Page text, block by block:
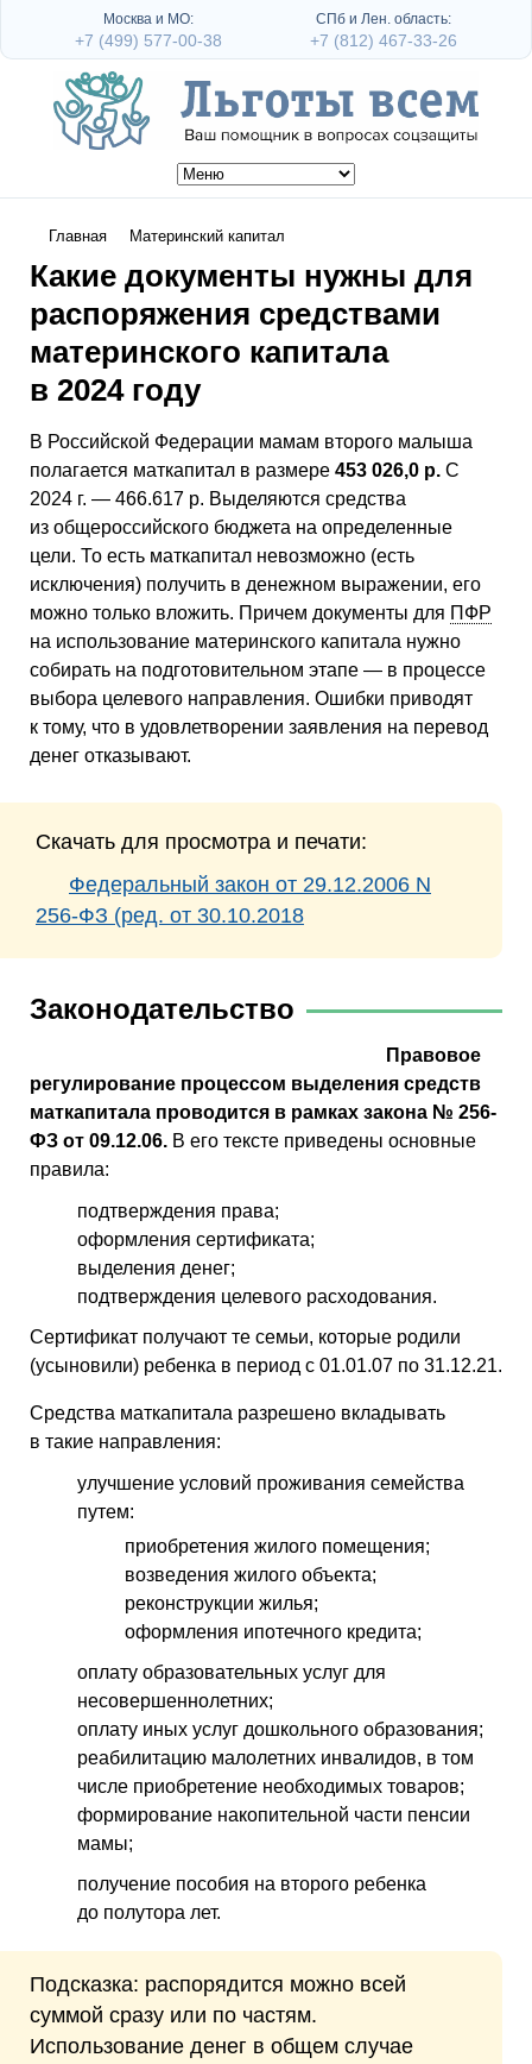
Главная Материнский капитал
Какие документы нужны для
распоряжения средствами
материнского капитала
в 2024 году
В Российской Федерации мамам второго малыша
полагается маткапитал в размере 453 026,0 р. С
2024 г. — 466.617 р. Выделяются средства
из общероссийского бюджета на определенные
цели. То есть маткапитал невозможно (есть
исключения) получить в денежном выражении, его
можно только вложить. Причем документы для ПФР
на использование материнского капитала нужно
собирать на подготовительном этапе — в процессе
выбора целевого направления. Ошибки приводят
к тому, что в удовлетворении заявления на перевод
денег отказывают.
Скачать для просмотра и печати:
Федеральный закон от 29.12.2006 N
256-ФЗ (ред. от 30.10.2018
Законодательство
Правовое
регулирование процессом выделения средств
маткапитала проводится в рамках закона № 256-
ФЗ от 09.12.06. В его тексте приведены основные
правила:
подтверждения права;
оформления сертификата;
выделения денег;
подтверждения целевого расходования.
Сертификат получают те семьи, которые родили
(усыновили) ребенка в период с 01.01.07 по 31.12.21.
Средства маткапитала разрешено вкладывать
в такие направления:
улучшение условий проживания семейства
путем:
приобретения жилого помещения;
возведения жилого объекта;
реконструкции жилья;
оформления ипотечного кредита;
оплату образовательных услуг для
несовершеннолетних;
оплату иных услуг дошкольного образования;
реабилитацию малолетних инвалидов, в том
числе приобретение необходимых товаров;
формирование накопительной части пенсии
мамы;
получение пособия на второго ребенка
до полутора лет.
Подсказка: распорядится можно всей
суммой сразу или по частям.
Использование денег в общем случае
Москва и МО:
+7 (499) 577-00-38
СПб и Лен. область:
+7 (812) 467-33-26